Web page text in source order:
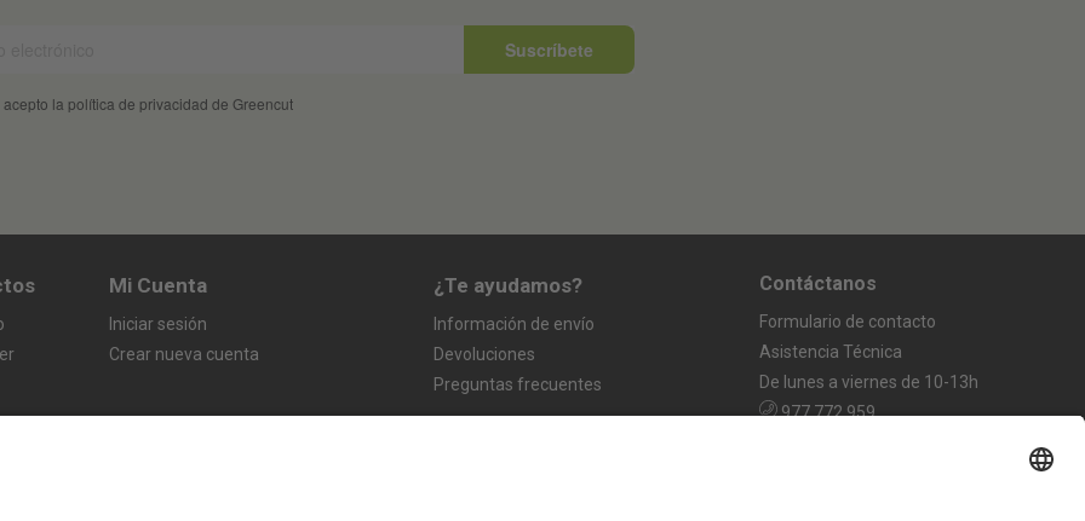
Suscríbete
la política de privacidad de Greencut
Mi Cuenta
Iniciar sesión
Crear nueva cuenta
¿Te ayudamos?
Información de envío
Devoluciones
Preguntas frecuentes
Contáctanos
Formulario de contacto
Asistencia Técnica
De lunes a viernes de 10-13h
977 772 959